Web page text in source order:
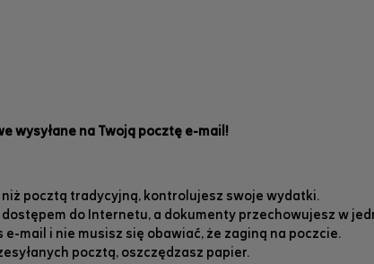
wysyłane na Twoją pocztę e-mail!
pocztą tradycyjną, kontrolujesz swoje wydatki.
do Internetu, a dokumenty przechowujesz w
mail i nie musisz się obawiać, że zaginą na poczcie.
pocztą, oszczędzasz papier.